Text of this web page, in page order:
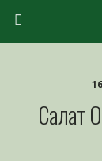
Салат